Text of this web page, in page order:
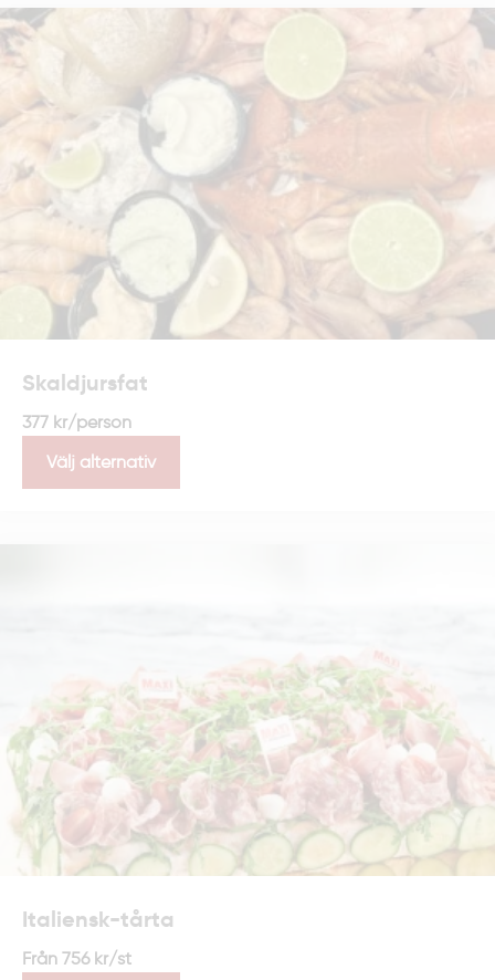
Skaldjursfat
377 kr/person
Välj alternativ
Italiensk-tårta
Från 756 kr/st